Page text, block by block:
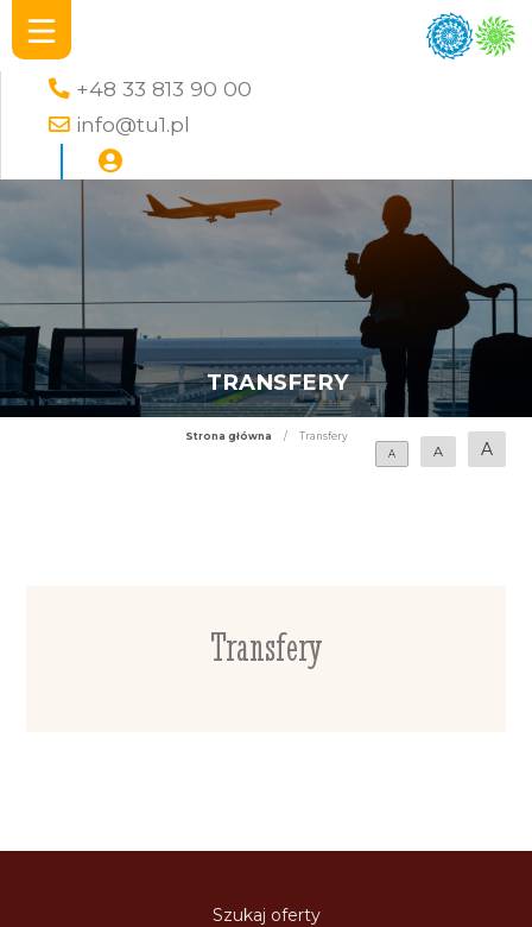
+48 33 813 90 00
info@tu1.pl
TRANSFERY
Strona główna /
Transfery
A
A A
Transfery
Szukaj oferty